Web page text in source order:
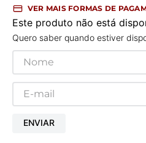
VER MAIS FORMAS DE
Este produto não está
Quero saber quando estiver
ENVIAR